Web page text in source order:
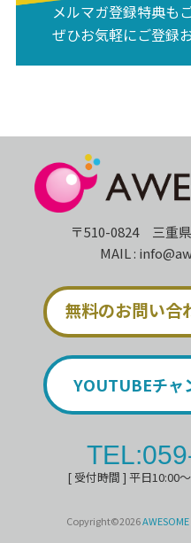
メルマガ登録特典も
ぜひお気軽にご登録
〒510-0824 三重
MAIL :
無料のお問い合
YOUTUBEチャ
[ 受付時間 ] 平日10:00
Copyright©2026